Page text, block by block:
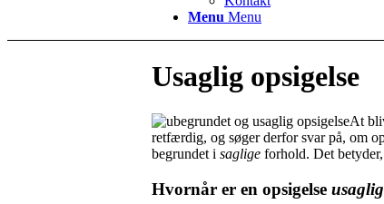
Menu Menu
Usaglig opsigelse
At
retfærdig, og søger derfor svar på, om
begrundet i saglige forhold. Det
Hvornår er en opsigelse usaglig